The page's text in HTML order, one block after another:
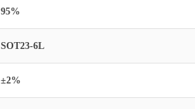
95%
SOT23-6L
±2%